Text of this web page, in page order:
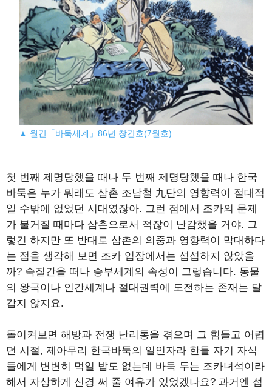
▲ 월간「바둑세계」86년 창간호(7월호)
첫 번째 제명당했을 때나 두 번째 제명당했을 때나 한국
바둑은 누가 뭐래도 삼촌 조남철 九단의 영향력이 절대적
일 수밖에 없었던 시대였잖아. 그런 점에서 조카의 문제
가 불거질 때마다 삼촌으로서 적잖이 난감했을 거야. 그
렇긴 하지만 또 반대로 삼촌의 의중과 영향력이 막대하다
는 점을 생각해 보면 조카 입장에서는 섭섭하지 않았을
까? 숙질간을 떠나 승부세계의 속성이 그렇습니다. 동물
의 왕국이나 인간세계나 절대권력에 도전하는 존재는 달
갑지 않지요.
돌이켜보면 해방과 전쟁 난리통을 겪으며 그 힘들고 어렵
던 시절, 제아무리 한국바둑의 일인자라 한들 자기 자식
들에게 변변히 먹일 밥도 없는데 바둑 두는 조카녀석이라
해서 자상하게 신경 써 줄 여유가 있었겠나요? 과거엔 섭